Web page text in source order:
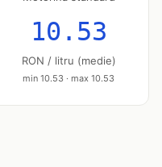
10.53
RON / litru (medie)
min 10.53 · max 10.53